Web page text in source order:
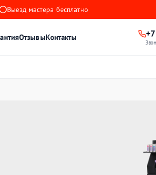
Выезд мастера бесплатно
ОтзывыКонтакты